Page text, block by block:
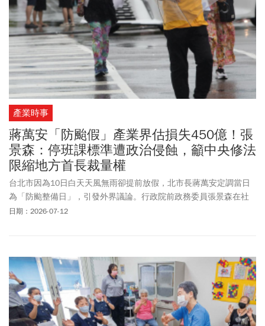
產業時事
蔣萬安「防颱假」產業界估損失450億！張
景森：停班課標準遭政治侵蝕，籲中央修法
限縮地方首長裁量權
台北市因為10日白天天風無雨卻提前放假，北市長蔣萬安定調當日
為「防颱整備日」，引發外界議論。行政院前政務委員張景森在社
群直言以「風暴圈過大、山區含水量高」提前放假的理由很荒謬，
日期：2026-07-12